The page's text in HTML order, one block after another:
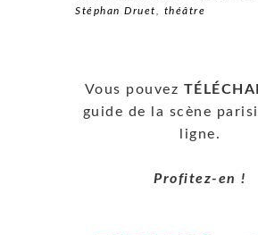
Stéphan Druet
théâtre
Vous pouvez
guide de la scène
ligne.
Profitez-en !